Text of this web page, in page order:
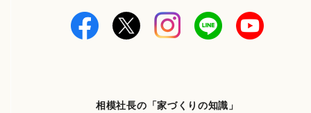
相模社長の「家づくりの知識」